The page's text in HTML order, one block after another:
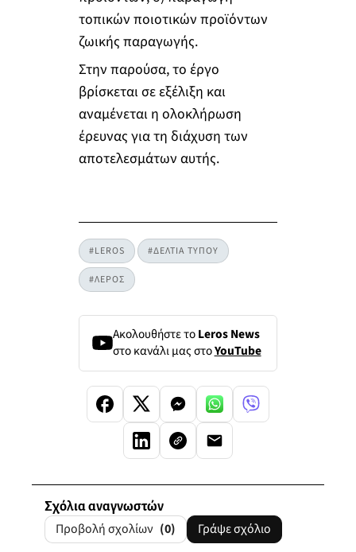
τοπικών ποιοτικών προϊόντων
ζωικής παραγωγής.
Στην παρούσα, το έργο
βρίσκεται σε εξέλιξη και
αναμένεται η ολοκλήρωση
έρευνας για τη διάχυση των
αποτελεσμάτων αυτής.
#LEROS #ΔΕΛΤΙΑ ΤΥΠΟΥ
#ΛΕΡΟΣ
Ακολουθήστε τοLeros News
στο κανάλι μας στοYouTube
Σχόλια αναγνωστών
Προβολή σχολίων (0) Γράψε σχόλιο